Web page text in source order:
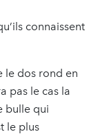
connaissent
le dos rond en
pas le cas la
bulle qui
le plus